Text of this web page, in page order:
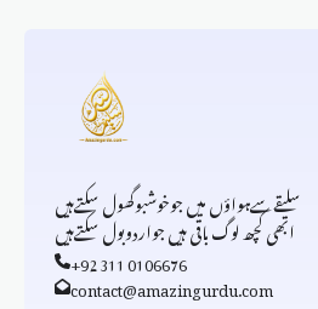
سلیقےسےہواؤں میں جوخوشبوگھول سکتےہیں
ابھی کچھ لوگ باقی ہیں جواردوبول سکتےہیں
+92 311 0106676
contact@amazingurdu.com